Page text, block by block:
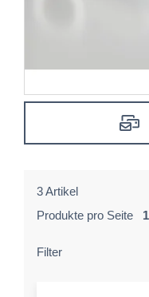
3 Artikel
Produkte pro Seite
Filter